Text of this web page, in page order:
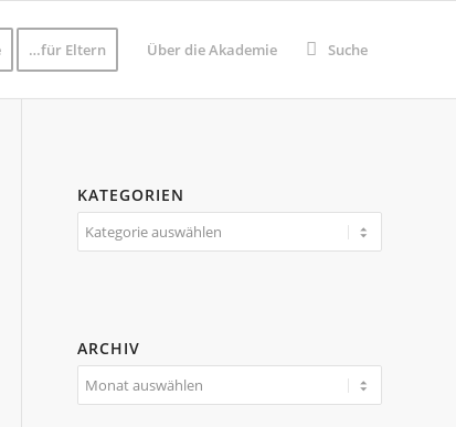
…für Eltern Über die Akademie Suche
KATEGORIEN
Kategorien
ARCHIV